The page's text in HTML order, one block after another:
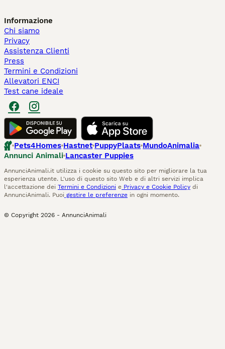
Informazione
Chi siamo
Privacy
Assistenza Clienti
Press
Termini e Condizioni
Allevatori ENCI
Test cane ideale
Pets4Homes Hastnet PuppyPlaats MundoAnimalia
Annunci Animali Lancaster Puppies
AnnunciAnimali.it utilizza i cookie su questo sito per migliorare la tua
esperienza utente. L'uso di questo sito Web e di altri servizi implica
l'accettazione dei Termini e Condizioni e Privacy e Cookie Policy di
AnnunciAnimali. Puoi gestire le preferenze in ogni momento.
© Copyright 2026 - AnnunciAnimali